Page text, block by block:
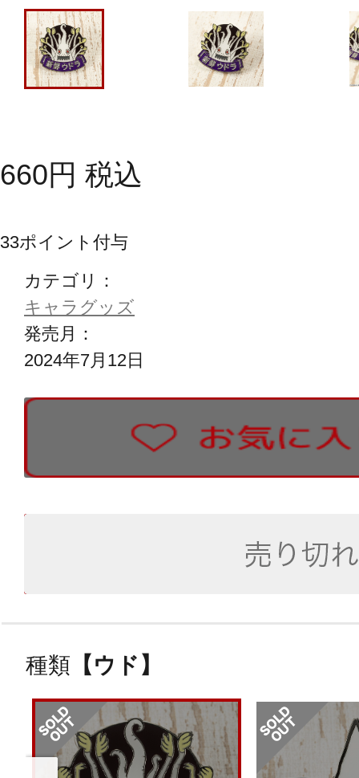
660円 税込
33ポイント付与
カテゴリ：
キャラグッズ
発売月：
2024年7月12日
種類 【ウド】